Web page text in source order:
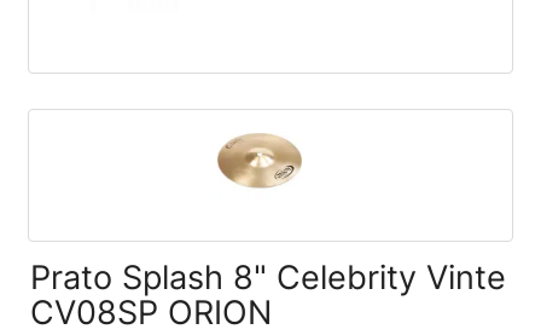
Prato Splash 8" Celebrity Vinte
CV08SP ORION